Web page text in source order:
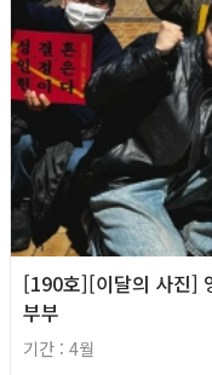
[190호][이달의 사진]
부부
기간 : 4월